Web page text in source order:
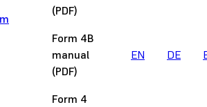
(PDF)
Form 4B
manual
(PDF)
EN DE
Form 4